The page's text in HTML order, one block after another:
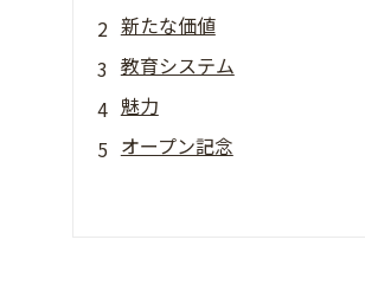
新たな価値
教育システム
魅力
オープン記念